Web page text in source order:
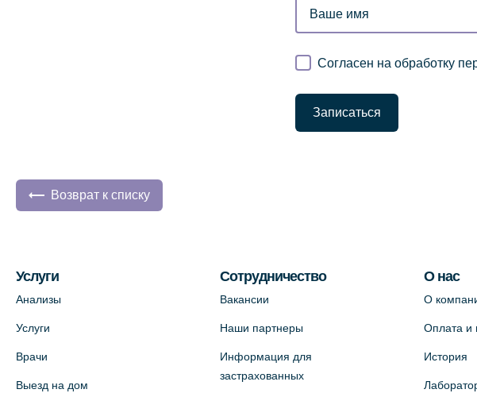
Согласен на обработку
Записаться
Возврат к списку
Услуги
Анализы
Услуги
Врачи
Выезд на дом
Сотрудничество
Вакансии
Наши партнеры
Информация для
застрахованных
О нас
О
Оплата и
История